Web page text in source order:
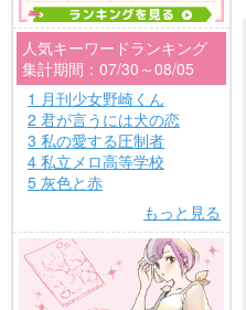
人気キーワードランキング
集計期間：07/30～08/05
1 月刊少女野崎くん
2 君が言うには犬の恋
3 私の愛する圧制者
4 私立メロ高等学校
5 灰色と赤
もっと見る